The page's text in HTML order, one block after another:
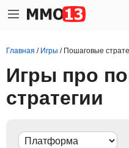
Главная / Игры / Пошаговые
Игры про
стратегии